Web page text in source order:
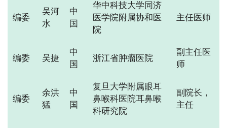
编委
吴河
水
中
国
华中科技大学同济
医学院附属协和医
院
主任医师
编委 吴捷
中
国
浙江省肿瘤医院
副主任医
师
编委
余洪
猛
中
国
复旦大学附属眼耳
鼻喉科医院耳鼻喉
科研究院
副院长，
主任